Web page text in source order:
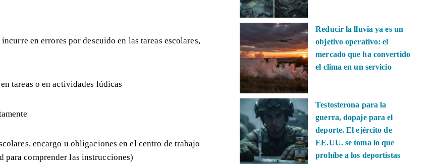
en errores por descuido en las tareas escolares,
tareas o en actividades lúdicas
encargo u obligaciones en el centro de trabajo
para comprender las instrucciones)
Reducir la lluvia ya es un
objetivo operativo: el
mercado que ha convertido
el clima en un servicio
Testosterona para la
guerra, dopaje para el
deporte. El ejército de
EE.UU. se toma lo que
prohíbe a los deportistas